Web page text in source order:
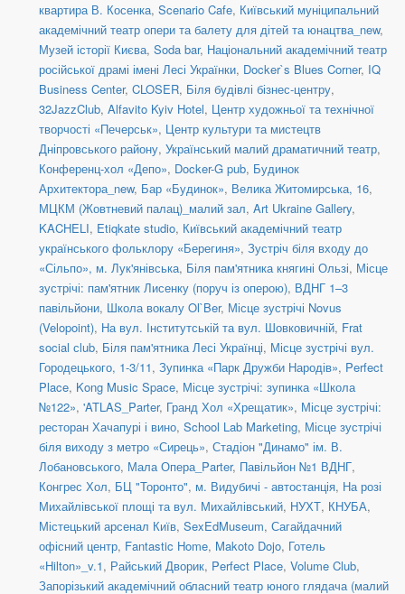
квартира В. Косенка, Scenario Cafe, Київський муніципальний
академічний театр опери та балету для дітей та юнацтва_new,
Музей історії Києва, Soda bar, Національний академічний театр
російської драмі імені Лесі Українки, Docker`s Blues Corner, IQ
Business Center, CLOSER, Біля будівлі бізнес-центру,
32JazzClub, Alfavito Kyiv Hotel, Центр художньої та технічної
творчості «Печерськ», Центр культури та мистецтв
Дніпровського району, Український малий драматичний театр,
Конференц-хол «Депо», Docker-G pub, Будинок
Архитектора_new, Бар «Будинок», Велика Житомирська, 16,
МЦКМ (Жовтневий палац)_малий зал, Art Ukraine Gallery,
KACHELI, Etiqkate studio, Київський академічний театр
українського фольклору «Берегиня», Зустріч біля входу до
«Сільпо», м. Лук'янівська, Біля пам'ятника княгині Ользі, Місце
зустрічі: пам'ятник Лисенку (поруч із оперою), ВДНГ 1–3
павільйони, Школа вокалу Ol`Ber, Місце зустрічі Novus
(Velopoint), На вул. Інститутській та вул. Шовковичній, Frat
social сlub, Біля пам'ятника Лесі Українці, Місце зустрічі вул.
Городецького, 1-3/11, Зупинка «Парк Дружби Народів», Perfect
Place, Kong Music Space, Місце зустрічі: зупинка «Школа
№122», 'ATLAS_Parter, Гранд Хол «Хрещатик», Місце зустрічі:
ресторан Хачапурі і вино, School Lab Marketing, Місце зустрічі
біля виходу з метро «Сирець», Стадіон "Динамо" ім. В.
Лобановського, Мала Опера_Parter, Павільйон №1 ВДНГ,
Конгрес Хол, БЦ "Торонто", м. Видубичі - автостанція, На розі
Михайлівської площі та вул. Михайлівський, НУХТ, КНУБА,
Містецький арсенал Київ, SexEdMuseum, Сагайдачний
офісний центр, Fantastic Home, Makoto Dojo, Готель
«Hilton»_v.1, Райський Дворик, Perfect Place, Volume Club,
Запорізький академічний обласний театр юного глядача (малий